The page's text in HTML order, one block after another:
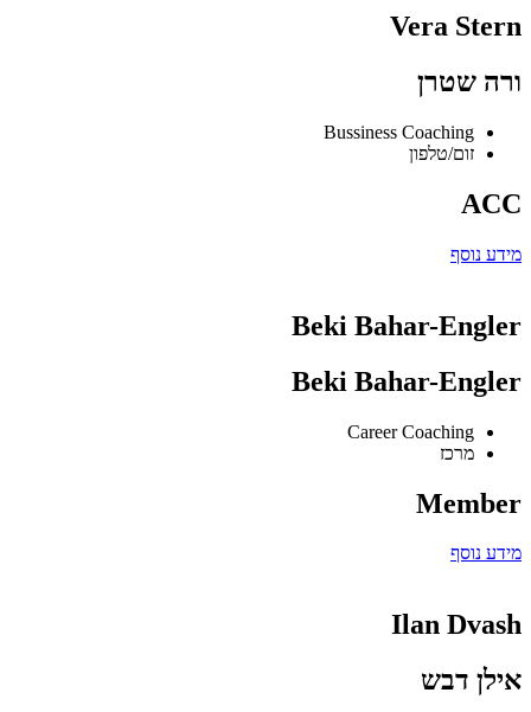
Vera Stern
ורה שטרן
Bussiness Coaching
זום/טלפון
ACC
מידע נוסף
Beki Bahar-Engler
Beki Bahar-Engler
Career Coaching
מרכז
Member
מידע נוסף
Ilan Dvash
אילן דבש